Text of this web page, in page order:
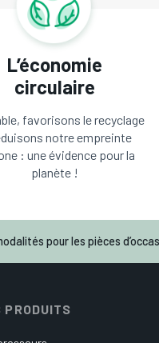
L’économie
circulaire
favorisons le recyclage
notre empreinte
: une évidence pour la
planète !
pour les pièces
PRODUITS